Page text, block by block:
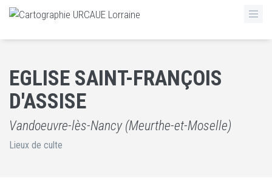
EGLISE SAINT-FRANÇOIS
D'ASSISE
Vandoeuvre-lès-Nancy (Meurthe-et-Moselle)
Lieux de culte